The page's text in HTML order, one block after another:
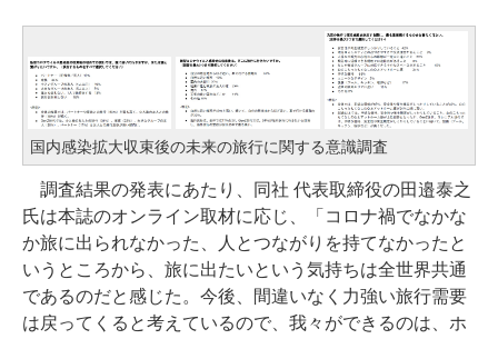
国内感染拡大収束後の未来の旅行に関する意識調査
調査結果の発表にあたり、同社 代表取締役の田邉泰之
氏は本誌のオンライン取材に応じ、「コロナ禍でなかな
か旅に出られなかった、人とつながりを持てなかったと
いうところから、旅に出たいという気持ちは全世界共通
であるのだと感じた。今後、間違いなく力強い旅行需要
は戻ってくると考えているので、我々ができるのは、ホ